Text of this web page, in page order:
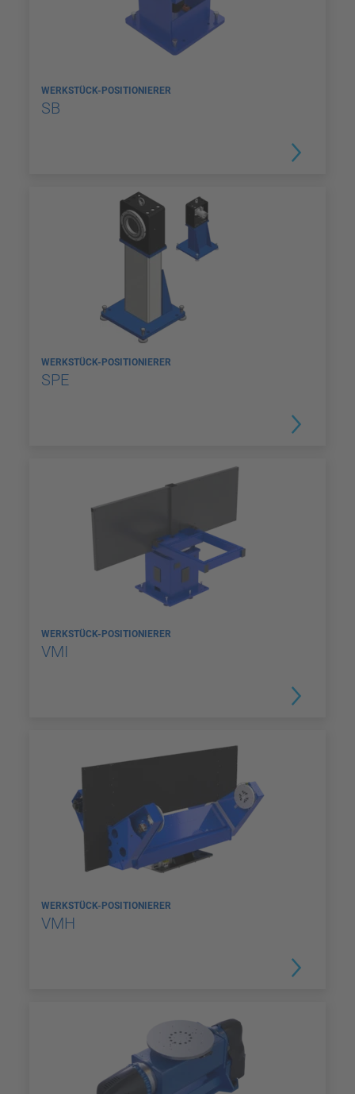
WERKSTÜCK-POSITIONIERER
SB
WERKSTÜCK-POSITIONIERER
SPE
WERKSTÜCK-POSITIONIERER
VMI
WERKSTÜCK-POSITIONIERER
VMH